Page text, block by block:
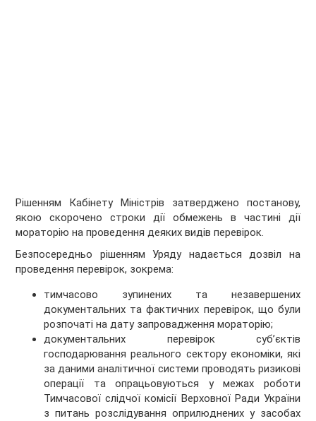
Рішенням Кабінету Міністрів затверджено постанову,
якою скорочено строки дії обмежень в частині дії
мораторію на проведення деяких видів перевірок.
Безпосередньо рішенням Уряду надається дозвіл на
проведення перевірок, зокрема:
тимчасово зупинених та незавершених
документальних та фактичних перевірок, що були
розпочаті на дату запровадження мораторію;
документальних перевірок суб’єктів
господарювання реального сектору економіки, які
за даними аналітичної системи проводять ризикові
операції та опрацьовуються у межах роботи
Тимчасової слідчої комісії Верховної Ради України
з питань розслідування оприлюднених у засобах